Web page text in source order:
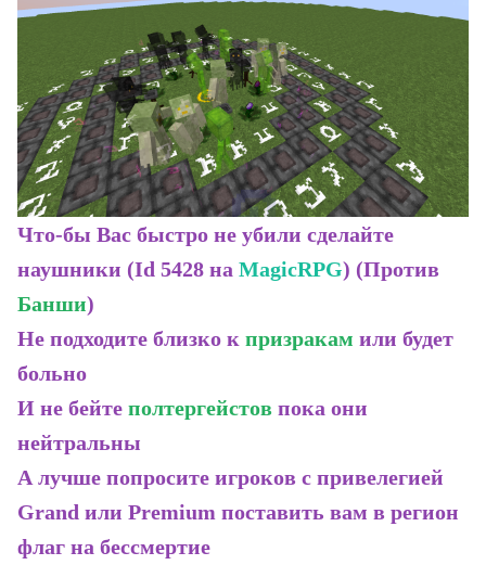
Что-бы Ваc быстро не убили сделайте
наушники (Id 5428 на MagicRPG) (Против
Банши)
Не подходите близко к призракам или будет
больно
И не бейте полтергейстов пока они
нейтральны
А лучше попросите игроков с привелегией
Grand или Premium поставить вам в регион
флаг на бессмертие